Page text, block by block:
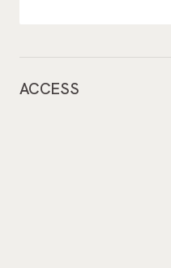
ACCESS